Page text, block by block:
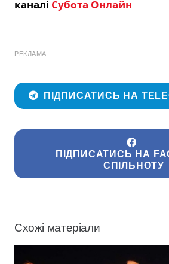
каналі Субота Онлайн
РЕКЛАМА
ПІДПИСАТИСЬ НА
ПІДПИСАТИСЬ НА
СПІЛЬНОТУ
Схожі матеріали